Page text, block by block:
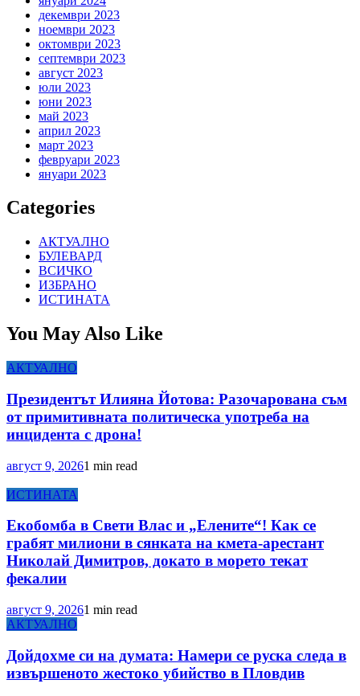
декември 2023
ноември 2023
октомври 2023
септември 2023
август 2023
юли 2023
юни 2023
май 2023
април 2023
март 2023
февруари 2023
януари 2023
Categories
АКТУАЛНО
БУЛЕВАРД
ВСИЧКО
ИЗБРАНО
ИСТИНАТА
You May Also Like
АКТУАЛНО
Президентът Илияна Йотова: Разочарована съм
от примитивната политическа употреба на
инцидента с дрона!
август 9, 20261 min read
ИСТИНАТА
Екобомба в Свети Влас и „Елените“! Как се
грабят милиони в сянката на кмета-арестант
Николай Димитров, докато в морето текат
фекалии
август 9, 20261 min read
АКТУАЛНО
Дойдохме си на думата: Намери се руска следа в
извършеното жестоко убийство в Пловдив